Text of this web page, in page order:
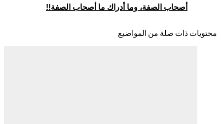
أصحاب الصفة، وما أدراك ما أصحاب الصفة!!
ذات صلة من المواضيع